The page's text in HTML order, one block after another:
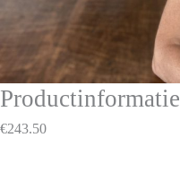
Productinformatie
€243.50